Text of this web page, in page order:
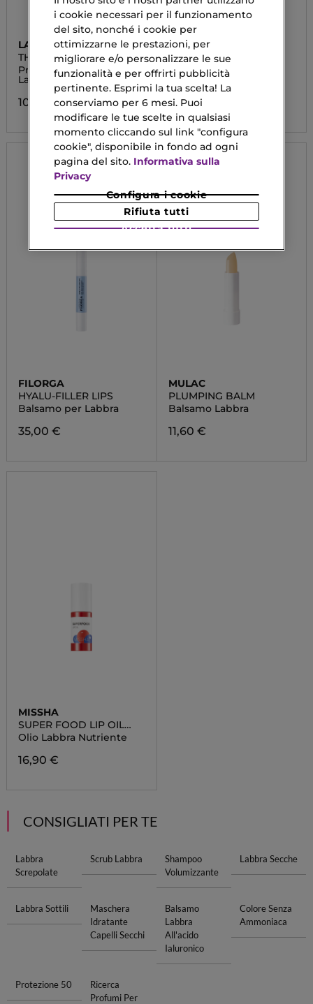
LA MER
THE LIP VOLUMIZER
Primer Volumizzante
Labbra
105,00 €
ASTRA MAKE-UP
MY GLOSS PLUMP &
SHINE
Lucidalabbra
5,90 €
FILORGA
HYALU-FILLER LIPS
Balsamo per Labbra
35,00 €
MULAC
PLUMPING BALM
Balsamo Labbra
11,60 €
MISSHA
SUPER FOOD LIP OIL
BERRY
Olio Labbra Nutriente
16,90 €
CONSIGLIATI PER TE
Labbra
Screpolate
Scrub Labbra
Shampoo
Volumizzante
Labbra Secche
Labbra Sottili
Maschera
Idratante
Capelli Secchi
Balsamo
Labbra
All'acido
Ialuronico
Colore Senza
Ammoniaca
Protezione 50
Ricerca
Profumi Per
i cookie necessari per il funzionamento
del sito, nonché i cookie per
ottimizzarne le prestazioni, per
migliorare e/o personalizzare le sue
funzionalità e per offrirti pubblicità
pertinente. Esprimi la tua scelta! La
conserviamo per 6 mesi. Puoi
modificare le tue scelte in qualsiasi
momento cliccando sul link "configura
cookie", disponibile in fondo ad ogni
pagina del sito. Informativa sulla
Privacy
Configura i cookie
Rifiuta tutti
Accetta tutti